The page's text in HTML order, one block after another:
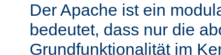
Der Apache ist ein
bedeutet, dass nur die
Grundfunktionalität im